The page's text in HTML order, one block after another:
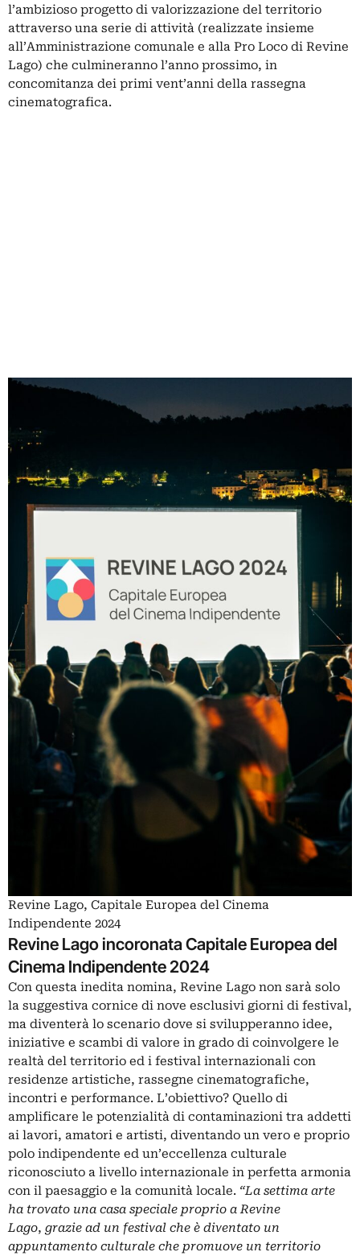
l’ambizioso progetto di valorizzazione del territorio
attraverso una serie di attività (realizzate insieme
all’Amministrazione comunale e alla Pro Loco di Revine
Lago) che culmineranno l’anno prossimo, in
concomitanza dei primi vent’anni della rassegna
cinematografica.
Revine Lago, Capitale Europea del Cinema
Indipendente 2024
Revine Lago incoronata Capitale Europea del
Cinema Indipendente 2024
Con questa inedita nomina, Revine Lago non sarà solo
la suggestiva cornice di nove esclusivi giorni di festival,
ma diventerà lo scenario dove si svilupperanno idee,
iniziative e scambi di valore in grado di coinvolgere le
realtà del territorio ed i festival internazionali con
residenze artistiche, rassegne cinematografiche,
incontri e performance. L’obiettivo? Quello di
amplificare le potenzialità di contaminazioni tra addetti
ai lavori, amatori e artisti, diventando un vero e proprio
polo indipendente ed un’eccellenza culturale
riconosciuto a livello internazionale in perfetta armonia
con il paesaggio e la comunità locale. “La settima arte
ha trovato una casa speciale proprio a Revine
Lago, grazie ad un festival che è diventato un
appuntamento culturale che promuove un territorio